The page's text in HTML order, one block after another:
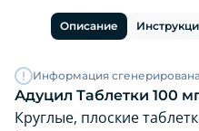
Описание
Информация
Адуцил Таблетки 100
Круглые, плоские